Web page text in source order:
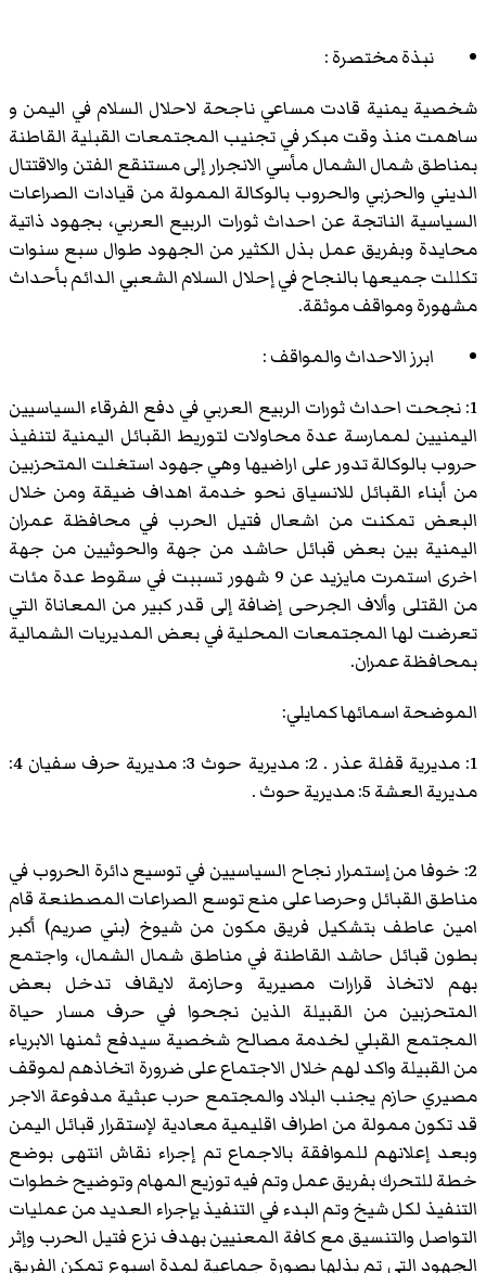
نبذة مختصرة :
شخصية يمنية قادت مساعي ناجحة لاحلال السلام في اليمن و
ساهمت منذ وقت مبكر في تجنيب المجتمعات القبلية القاطنة
بمناطق شمال الشمال مأسي الانجرار إلى مستنقع الفتن والاقتتال
الديني والحزبي والحروب بالوكالة الممولة من قيادات الصراعات
السياسية الناتجة عن احداث ثورات الربيع العربي، بجهود ذاتية
محايدة وبفريق عمل بذل الكثير من الجهود طوال سبع سنوات
تكللت جميعها بالنجاح في إحلال السلام الشعبي الدائم بأحداث
مشهورة ومواقف موثقة.
ابرز الاحداث والمواقف :
1: نجحت احداث ثورات الربيع العربي في دفع الفرقاء السياسيين
اليمنيين لممارسة عدة محاولات لتوريط القبائل اليمنية لتنفيذ
حروب بالوكالة تدور على اراضيها وهي جهود استغلت المتحزبين
من أبناء القبائل للانسياق نحو خدمة اهداف ضيقة ومن خلال
البعض تمكنت من اشعال فتيل الحرب في محافظة عمران
اليمنية بين بعض قبائل حاشد من جهة والحوثيين من جهة
اخرى استمرت مايزيد عن 9 شهور تسببت في سقوط عدة مئات
من القتلى وألاف الجرحى إضافة إلى قدر كبير من المعاناة التي
تعرضت لها المجتمعات المحلية في بعض المديريات الشمالية
بمحافظة عمران.
الموضحة اسمائها كمايلي:
1: مديرية قفلة عذر . 2: مديرية حوث 3: مديرية حرف سفيان 4:
مديرية العشة 5: مديرية حوث .
2: خوفا من إستمرار نجاح السياسيين في توسيع دائرة الحروب في
مناطق القبائل وحرصا على منع توسع الصراعات المصطنعة قام
امين عاطف بتشكيل فريق مكون من شيوخ (بني صريم) أكبر
بطون قبائل حاشد القاطنة في مناطق شمال الشمال، واجتمع
بهم لاتخاذ قرارات مصيرية وحازمة لايقاف تدخل بعض
المتحزبين من القبيلة الذين نجحوا في حرف مسار حياة
المجتمع القبلي لخدمة مصالح شخصية سيدفع ثمنها الابرياء
من القبيلة واكد لهم خلال الاجتماع على ضرورة اتخاذهم لموقف
مصيري حازم يجنب البلاد والمجتمع حرب عبثية مدفوعة الاجر
قد تكون ممولة من اطراف اقليمية معادية لإستقرار قبائل اليمن
وبعد إعلانهم للموافقة بالاجماع تم إجراء نقاش انتهى بوضع
خطة للتحرك بفريق عمل وتم فيه توزيع المهام وتوضيح خطوات
التنفيذ لكل شيخ وتم البدء في التنفيذ بإجراء العديد من عمليات
التواصل والتنسيق مع كافة المعنيين بهدف نزع فتيل الحرب وإثر
الجهود التي تم بذلها بصورة جماعية لمدة اسبوع تمكن الفريق